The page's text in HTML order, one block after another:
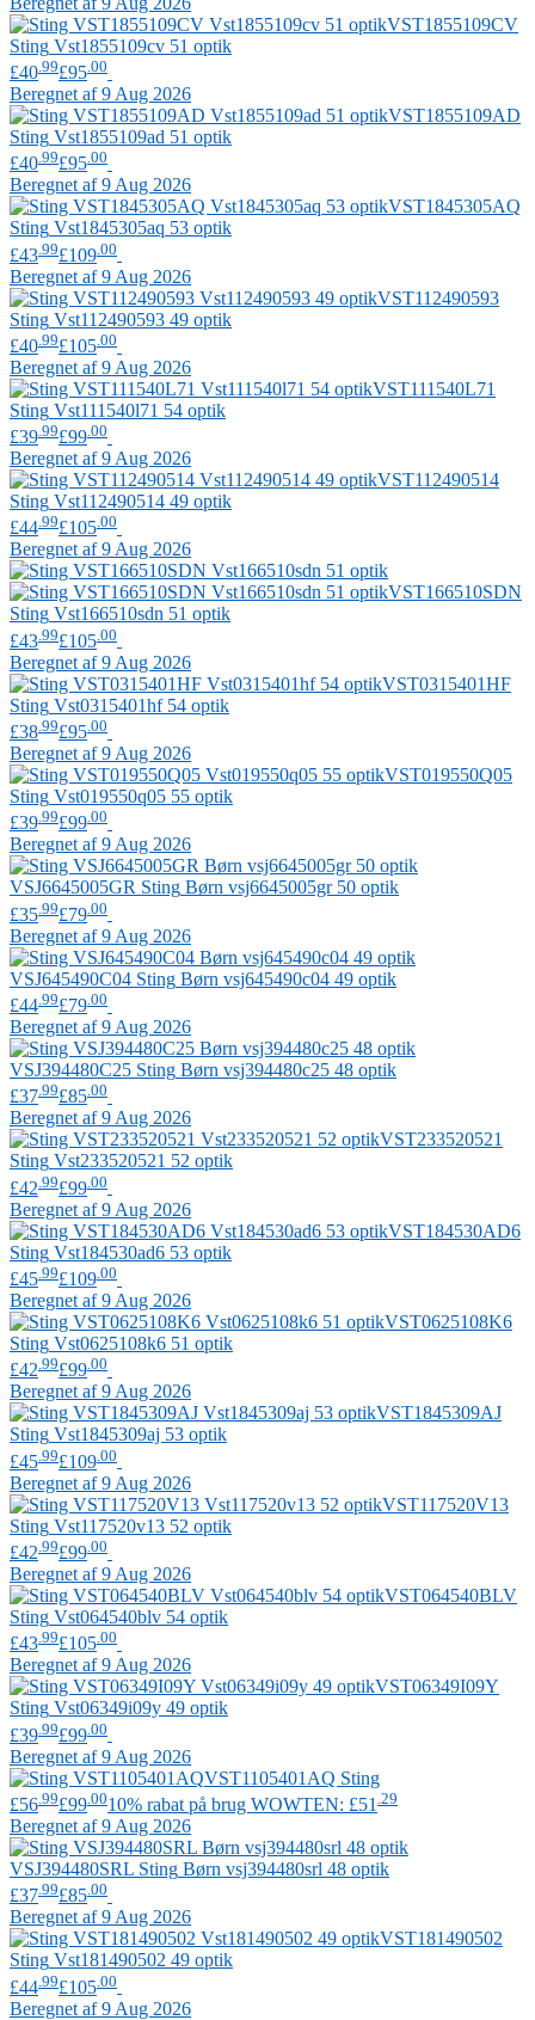
VST1855109CV
Sting Vst1855109cv 51 optik
£40 .99£95 .00
Beregnet af 9 Aug 2026
VST1855109AD
Sting Vst1855109ad 51 optik
£40 .99£95 .00
Beregnet af 9 Aug 2026
VST1845305AQ
Sting Vst1845305aq 53 optik
£43 .99£109 .00
Beregnet af 9 Aug 2026
VST112490593
Sting Vst112490593 49 optik
£40 .99£105 .00
Beregnet af 9 Aug 2026
VST111540L71
Sting Vst111540l71 54 optik
£39 .99£99 .00
Beregnet af 9 Aug 2026
VST112490514
Sting Vst112490514 49 optik
£44.99£105.00
Beregnet af 9 Aug 2026
VST166510SDN
Sting Vst166510sdn 51 optik
£43 .99£105 .00
Beregnet af 9 Aug 2026
VST0315401HF
Sting Vst0315401hf 54 optik
£38 .99£95 .00
Beregnet af 9 Aug 2026
VST019550Q05
Sting Vst019550q05 55 optik
£39.99£99.00
Beregnet af 9 Aug 2026
VSJ6645005GR Sting Børn vsj6645005gr 50 optik
£35 .99£79 .00
Beregnet af 9 Aug 2026
VSJ645490C04 Sting Børn vsj645490c04 49 optik
£44 .99£79 .00
Beregnet af 9 Aug 2026
VSJ394480C25 Sting Børn vsj394480c25 48 optik
£37.99£85.00
Beregnet af 9 Aug 2026
VST233520521
Sting Vst233520521 52 optik
£42 .99£99 .00
Beregnet af 9 Aug 2026
VST184530AD6
Sting Vst184530ad6 53 optik
£45 .99£109 .00
Beregnet af 9 Aug 2026
VST0625108K6
Sting Vst0625108k6 51 optik
£42.99£99.00
Beregnet af 9 Aug 2026
VST1845309AJ
Sting Vst1845309aj 53 optik
£45 .99£109 .00
Beregnet af 9 Aug 2026
VST117520V13
Sting Vst117520v13 52 optik
£42 .99£99 .00
Beregnet af 9 Aug 2026
VST064540BLV
Sting Vst064540blv 54 optik
£43.99£105.00
Beregnet af 9 Aug 2026
VST06349I09Y
Sting Vst06349i09y 49 optik
£39 .99£99 .00
Beregnet af 9 Aug 2026
VST1105401AQ Sting
£56 .99£99 .0010% rabat på brug WOWTEN: £51 .29
Beregnet af 9 Aug 2026
VSJ394480SRL Sting Børn vsj394480srl 48 optik
£37.99£85.00
Beregnet af 9 Aug 2026
VST181490502
Sting Vst181490502 49 optik
£44 .99£105 .00
Beregnet af 9 Aug 2026